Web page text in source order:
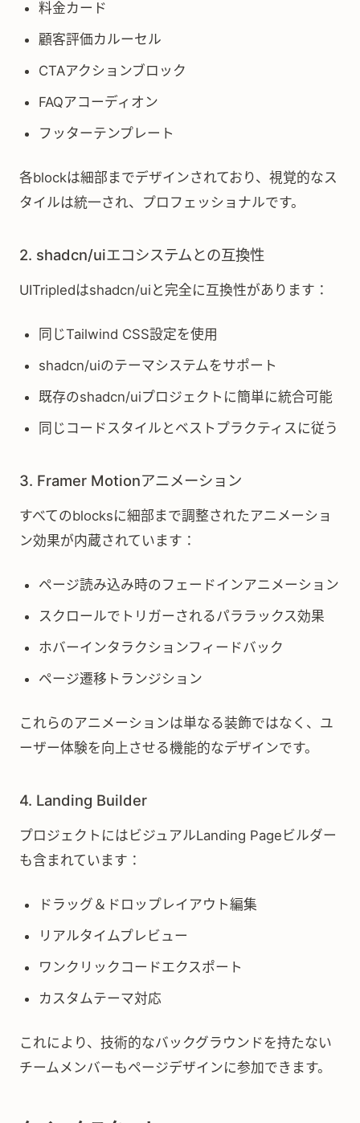
料金カード
顧客評価カルーセル
CTAアクションブロック
FAQアコーディオン
フッターテンプレート
各blockは細部までデザインされており、視覚的なス
タイルは統一され、プロフェッショナルです。
2. shadcn/uiエコシステムとの互換性
UITripledはshadcn/uiと完全に互換性があります：
同じTailwind CSS設定を使用
shadcn/uiのテーマシステムをサポート
既存のshadcn/uiプロジェクトに簡単に統合可能
同じコードスタイルとベストプラクティスに従う
3. Framer Motionアニメーション
すべてのblocksに細部まで調整されたアニメーショ
ン効果が内蔵されています：
ページ読み込み時のフェードインアニメーション
スクロールでトリガーされるパララックス効果
ホバーインタラクションフィードバック
ページ遷移トランジション
これらのアニメーションは単なる装飾ではなく、ユ
ーザー体験を向上させる機能的なデザインです。
4. Landing Builder
プロジェクトにはビジュアルLanding Pageビルダー
も含まれています：
ドラッグ＆ドロップレイアウト編集
リアルタイムプレビュー
ワンクリックコードエクスポート
カスタムテーマ対応
これにより、技術的なバックグラウンドを持たない
チームメンバーもページデザインに参加できます。